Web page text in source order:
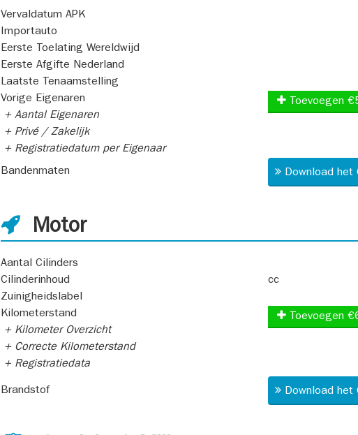
Vervaldatum APK
Importauto
Eerste Toelating Wereldwijd
Eerste Afgifte Nederland
Laatste Tenaamstelling
Vorige Eigenaren
+ Aantal Eigenaren
+ Privé / Zakelijk
+ Registratiedatum per Eigenaar
Toevoegen
Bandenmaten Download
Motor
Aantal Cilinders
Cilinderinhoud
cc
Zuinigheidslabel
Kilometerstand
+ Kilometer Overzicht
+ Correcte Kilometerstand
+ Registratiedata
Toevoegen
Brandstof Download